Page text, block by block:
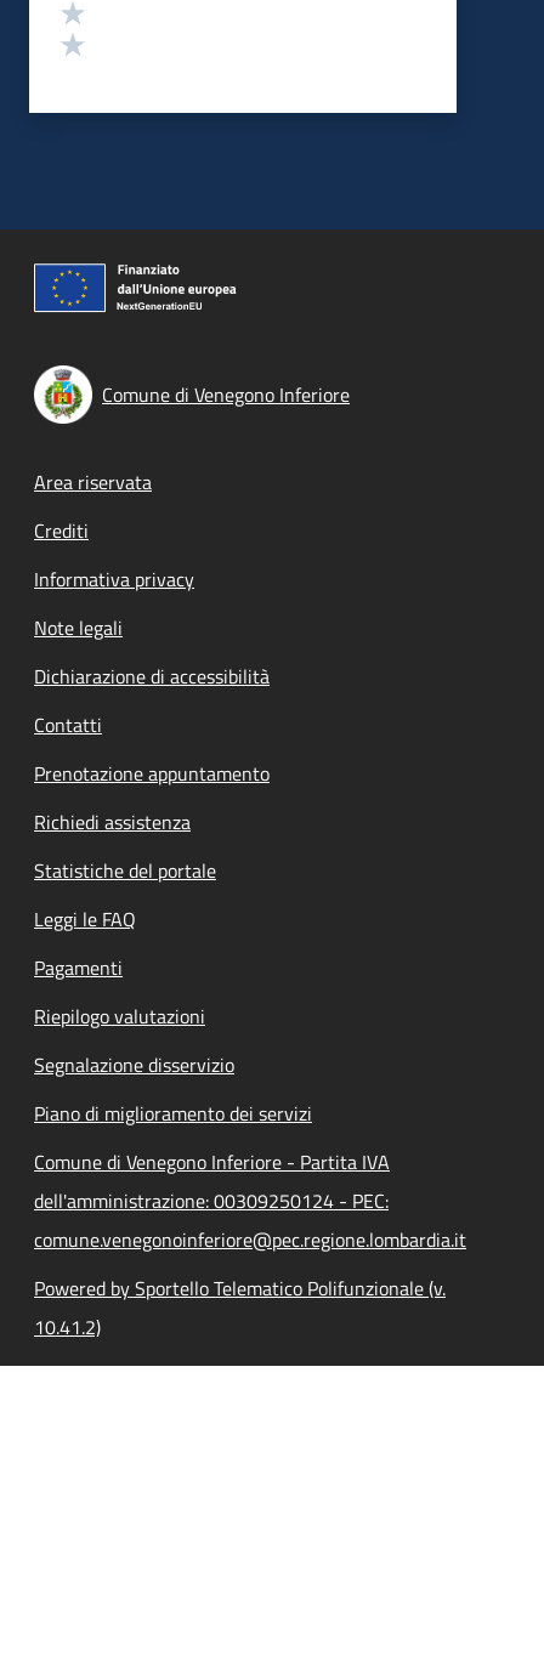
Comune di Venegono Inferiore
Footer menu
Area riservata
Crediti
Informativa privacy
Note legali
Dichiarazione di accessibilità
Contatti
Prenotazione appuntamento
Richiedi assistenza
Statistiche del portale
Leggi le FAQ
Pagamenti
Riepilogo valutazioni
Segnalazione disservizio
Piano di miglioramento dei servizi
Comune di Venegono Inferiore - Partita IVA
dell'amministrazione: 00309250124 - PEC:
comune.venegonoinferiore@pec.regione.lombardia.it
Powered by Sportello Telematico Polifunzionale (v.
10.41.2)